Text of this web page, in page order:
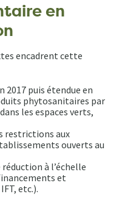
en
encadrent cette
2017 puis étendue en
phytosanitaires par
les espaces verts,
restrictions aux
ouverts au
à l’échelle
et
etc.).